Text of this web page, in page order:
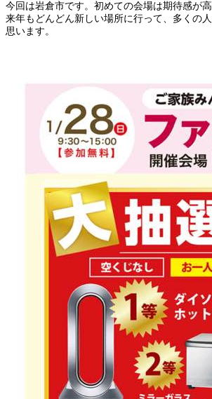
今回は岩倉市です。初めての会場は期待感が高
来年もどんどん新しい場所に行って、多くの
思います。